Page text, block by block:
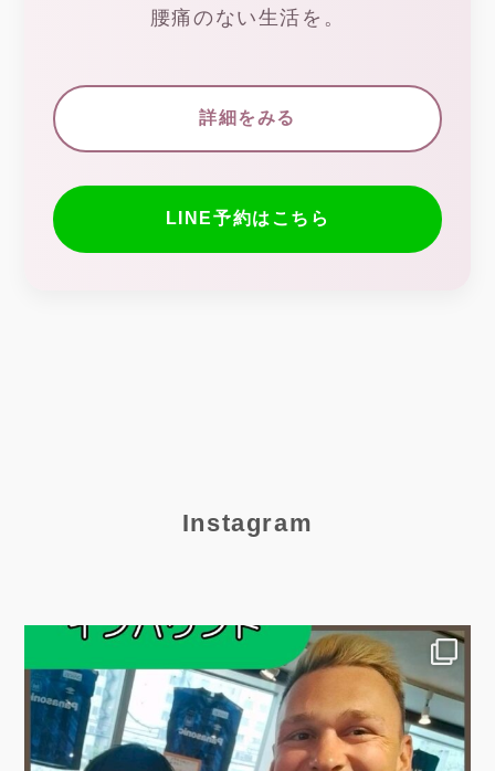
腰痛のない生活を。
詳細をみる
LINE予約はこちら
Instagram